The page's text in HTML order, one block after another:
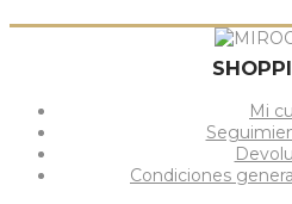
Mi
Condiciones